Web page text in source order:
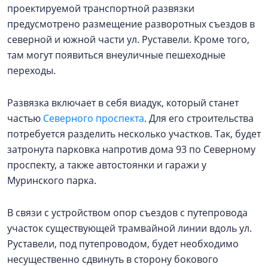
проектируемой транспортной развязки
предусмотрено размещение разворотных съездов в
северной и южной части ул. Руставели. Кроме того,
там могут появиться внеуличные пешеходные
переходы.
Развязка включает в себя виадук, который станет
частью Северного проспекта. Для его строительства
потребуется разделить несколько участков. Так, будет
затронута парковка напротив дома 93 по Северному
проспекту, а также автостоянки и гаражи у
Муринского парка.
В связи с устройством опор съездов с путепровода
участок существующей трамвайной линии вдоль ул.
Руставели, под путепроводом, будет необходимо
несущественно сдвинуть в сторону бокового